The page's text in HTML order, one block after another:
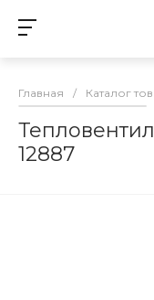
Главная / Каталог
12887